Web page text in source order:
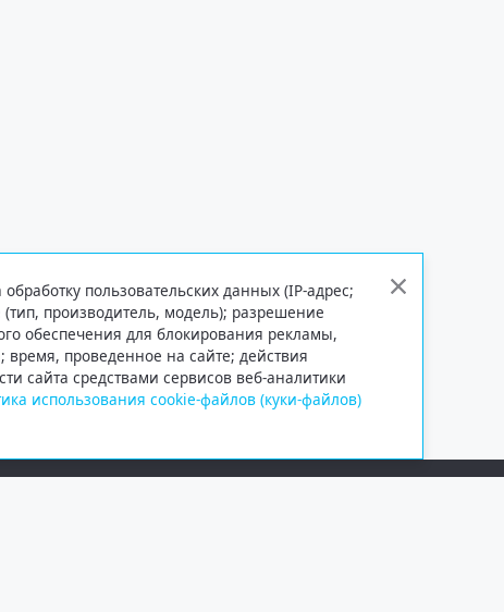
пользовательских данных (IP-адрес;
производитель, модель); разрешение
обеспечения для блокирования рекламы,
проведенное на сайте; действия
сайта средствами сервисов веб-аналитики
использования cookie-файлов (куки-файлов)